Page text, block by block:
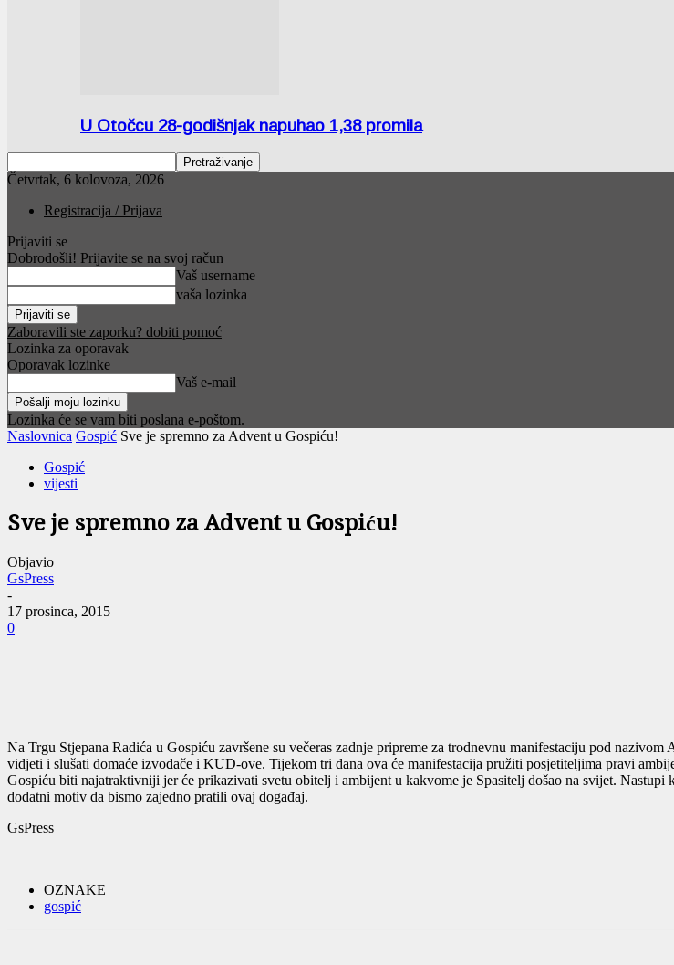
U Otočcu 28-godišnjak napuhao 1,38 promila
Četvrtak, 6 kolovoza, 2026
Registracija / Prijava
Prijaviti se
Dobrodošli! Prijavite se na svoj račun
Vaš username
vaša lozinka
Zaboravili ste zaporku? dobiti pomoć
Lozinka za oporavak
Oporavak lozinke
Vaš e-mail
Lozinka će se vam biti poslana e-poštom.
Naslovnica Gospić Sve je spremno za Advent u Gospiću!
Gospić
vijesti
Sve je spremno za Advent u Gospiću!
Objavio
GsPress
-
17 prosinca, 2015
0
Na Trgu Stjepana Radića u Gospiću završene su večeras zadnje pripreme za trodnevnu manifestaciju pod
vidjeti i slušati domaće izvođače i KUD-ove. Tijekom tri dana ova će manifestacija pružiti posjetiteljima pravi
Gospiću biti najatraktivniji jer će prikazivati svetu obitelj i ambijent u kakvome je Spasitelj došao na svijet.
dodatni motiv da bismo zajedno pratili ovaj događaj.
GsPress
OZNAKE
gospić